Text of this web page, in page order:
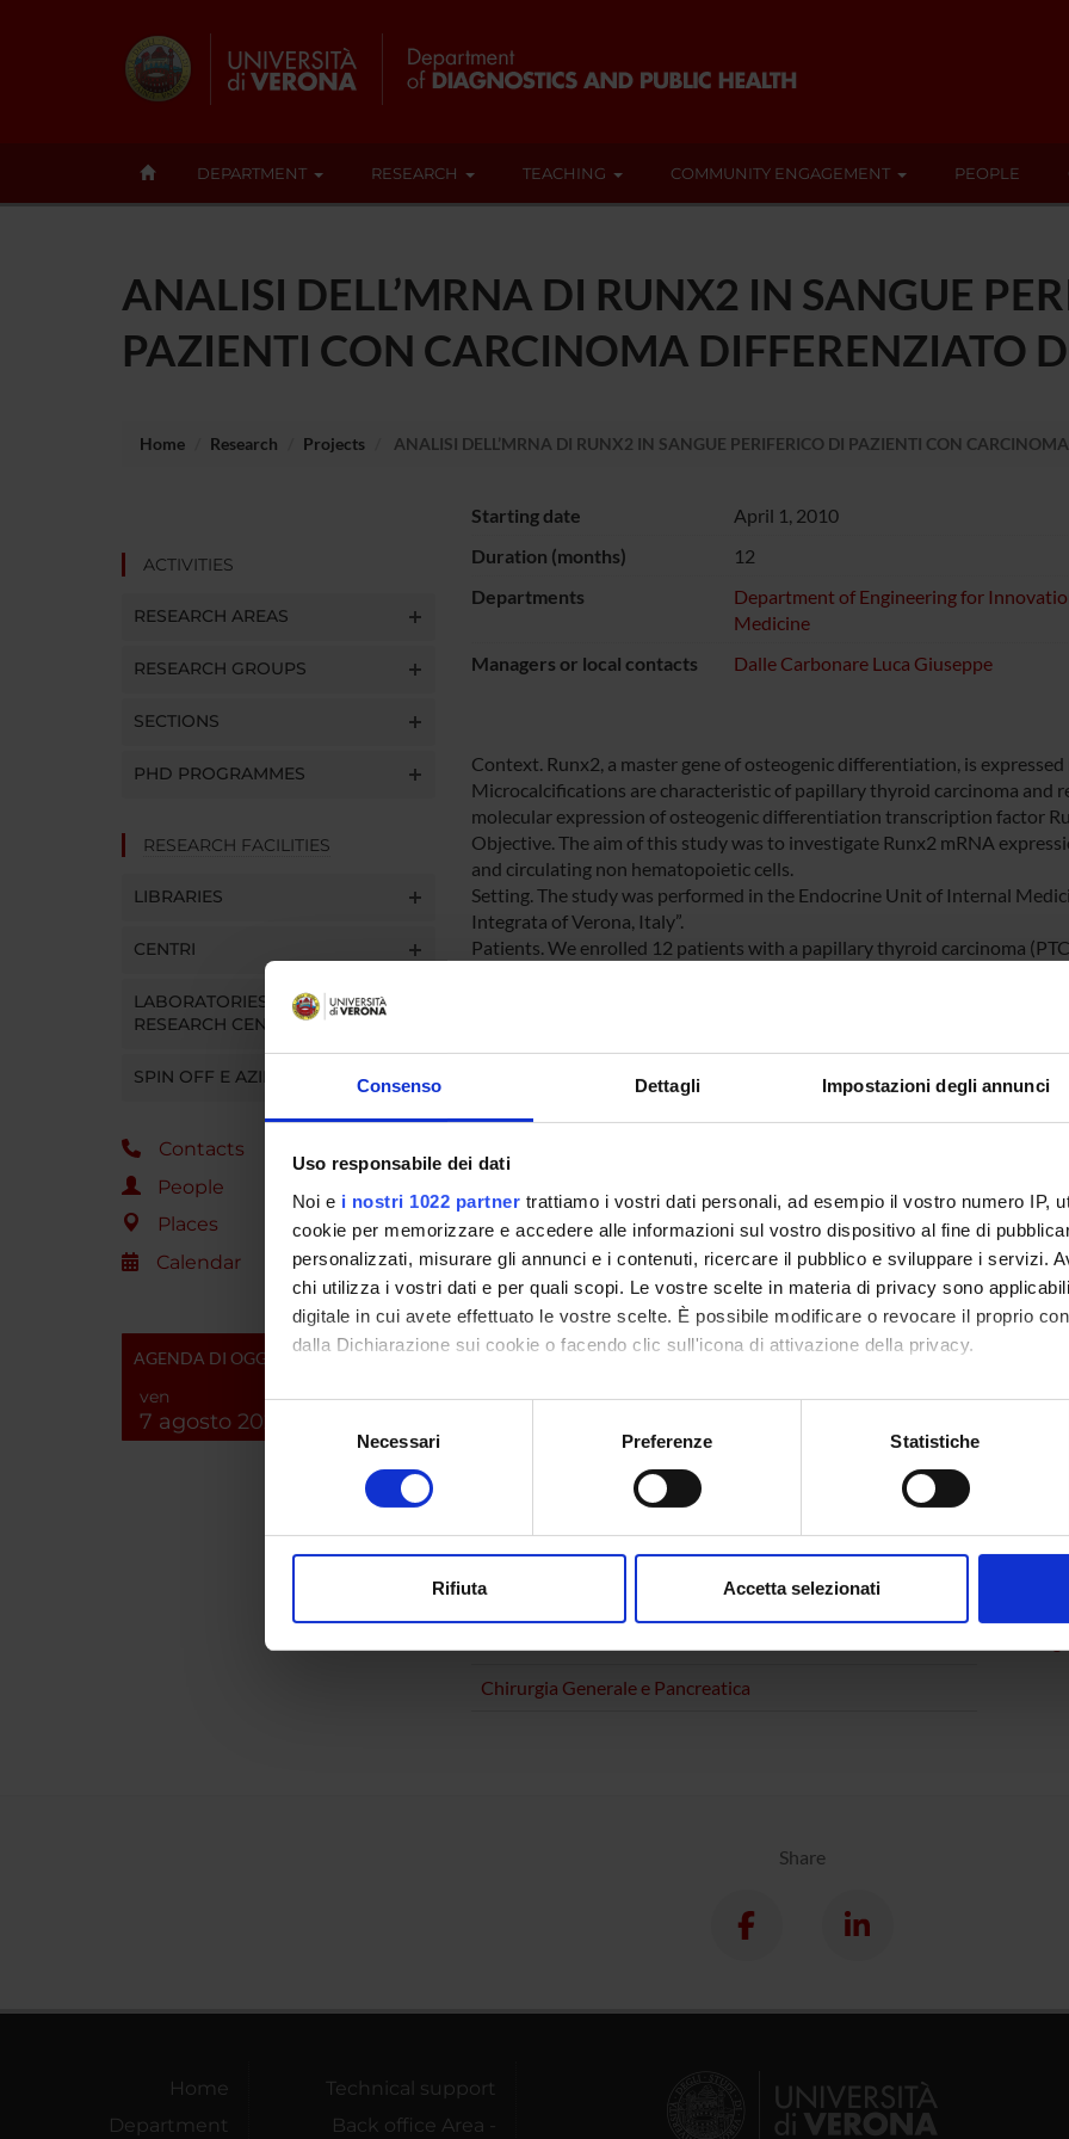
Consenso Dettagli Impostazioni degli annunci
Uso responsabile dei dati
Noi e i nostri 1022 partner trattiamo i vostri dati personali, ad esempio il vostro numero IP,
cookie per memorizzare e accedere alle informazioni sul vostro dispositivo al fine di
personalizzati, misurare gli annunci e i contenuti, ricercare il pubblico e sviluppare i servizi.
chi utilizza i vostri dati e per quali scopi. Le vostre scelte in materia di privacy sono
digitale in cui avete effettuato le vostre scelte. È possibile modificare o revocare il proprio
dalla Dichiarazione sui cookie o facendo clic sull'icona di attivazione della privacy.
Con il tuo consenso, vorremmo anche:
raccogliere informazioni sulla tua posizione geografica, con un'approssimazione di
digitali).
modificare o ritirare il tuo consenso in qualsiasi momento dalla Dichiarazione sui cookie.
che hanno raccolto dal tuo utilizzo dei loro servizi.
del
Necessari Preferenze Statistiche
Rifiuta Accetta selezionati
DEPARTMENT RESEARCH TEACHING COMMUNITY ENGAGEMENT PEOPLE
ANALISI DELL’MRNA DI RUNX2 IN SANGUE
PAZIENTI CON CARCINOMA DIFFERENZIATO
Home Research Projects ANALISI DELL’MRNA DI RUNX2 IN SANGUE PERIFERICO DI PAZIENTI CON
ACTIVITIES
RESEARCH AREAS
RESEARCH GROUPS
SECTIONS
PHD PROGRAMMES
RESEARCH FACILITIES
LIBRARIES
CENTRI
LABORATORIES AND
RESEARCH CENTRES
SPIN OFF E AZIENDE
Contacts
People
Places
Calendar
AGENDA DI OGGI
ven
7 agosto 2026
Starting date
April 1, 2010
Duration (months)
12
Departments
Department of Engineering for
Medicine
Managers or local contacts
Dalle Carbonare Luca Giuseppe
Context. Runx2, a master gene of osteogenic differentiation, is
Microcalcifications are characteristic of papillary thyroid carcinoma and
molecular expression of osteogenic differentiation transcription factor
Objective. The aim of this study was to investigate Runx2 mRNA
and circulating non hematopoietic cells.
Setting. The study was performed in the Endocrine Unit of Internal
Integrata of Verona, Italy”.
Patients. We enrolled 12 patients with a papillary thyroid carcinoma
performed by the same surgeon. The results, obtained by Real-Time
Results. Our data demonstrated that Runx2 mRNA is overexpressed
in normal tissue (p<0.05). Runx2 mRNA overexpression was also
of PTC patients with respect to normal donors (5.91 fold expression,
We also observed that patients with microcalcifications expressed
respect to patients without microcalcifications (p<0.05).
Conclusion. This study can open up new research perspectives in the
larger cohort studies will be necessary in order to validate the Runx2
PROJECT PARTICIPANTS
Paolo Brazzarola
Maria Vittoria Davi'
SECTIONS
Chirurgia Generale e Pancreatica
Share
Home
Department
Technical support
Back office Area -